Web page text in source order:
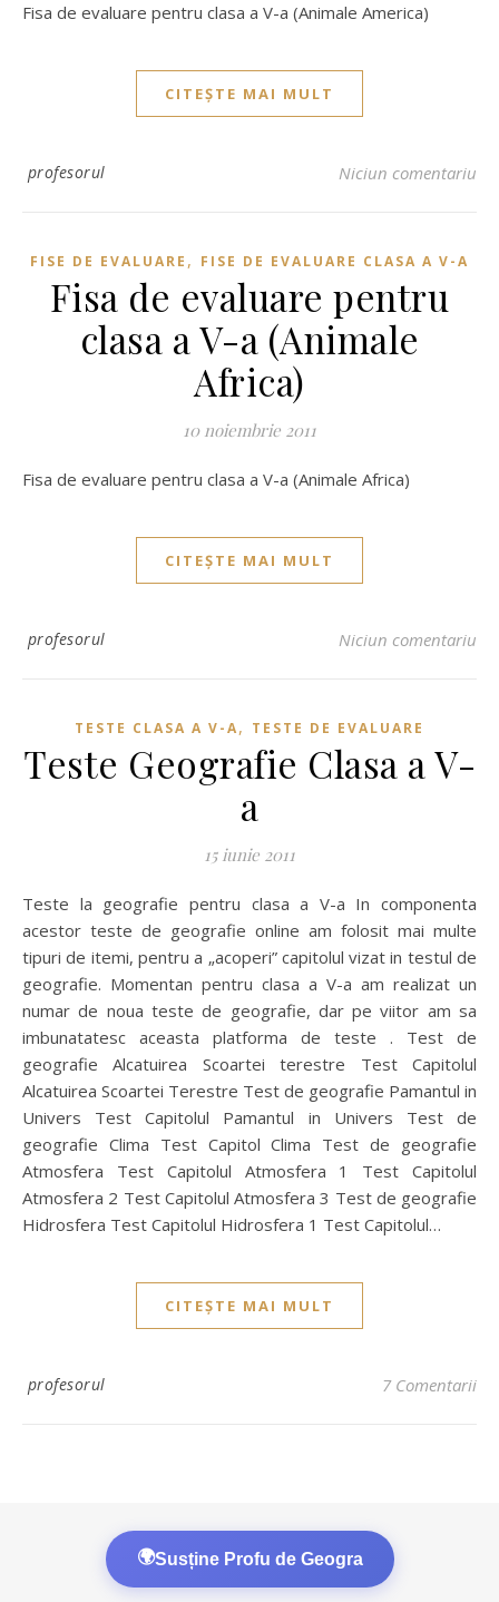
Fisa de evaluare pentru clasa a V-a (Animale America)
CITEȘTE MAI MULT
profesorul Niciun comentariu
FISE DE EVALUARE , FISE DE EVALUARE CLASA A V-A
Fisa de evaluare pentru
clasa a V-a (Animale
Africa)
10 noiembrie 2011
Fisa de evaluare pentru clasa a V-a (Animale Africa)
CITEȘTE MAI MULT
profesorul Niciun comentariu
TESTE CLASA A V-A, TESTE DE EVALUARE
Teste Geografie Clasa a V-
a
15 iunie 2011
Teste la geografie pentru clasa a V-a In componenta
acestor teste de geografie online am folosit mai multe
tipuri de itemi, pentru a „acoperi” capitolul vizat in testul de
geografie. Momentan pentru clasa a V-a am realizat un
numar de noua teste de geografie, dar pe viitor am sa
imbunatatesc aceasta platforma de teste . Test de
geografie Alcatuirea Scoartei terestre Test Capitolul
Alcatuirea Scoartei Terestre Test de geografie Pamantul in
Univers Test Capitolul Pamantul in Univers Test de
geografie Clima Test Capitol Clima Test de geografie
Atmosfera Test Capitolul Atmosfera 1 Test Capitolul
Atmosfera 2 Test Capitolul Atmosfera 3 Test de geografie
Hidrosfera Test Capitolul Hidrosfera 1 Test Capitolul…
CITEȘTE MAI MULT
profesorul 7 Comentarii
🌍Susține Profu de Geogra